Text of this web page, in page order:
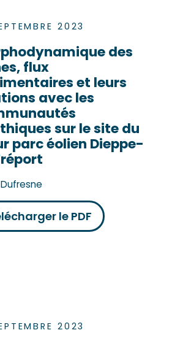
2023
des
flux
et leurs
avec les
sur le site du
parc éolien Dieppe-
le PDF
2023